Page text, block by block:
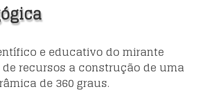
e educativo do mirante
recursos a construção de uma
de 360 graus.